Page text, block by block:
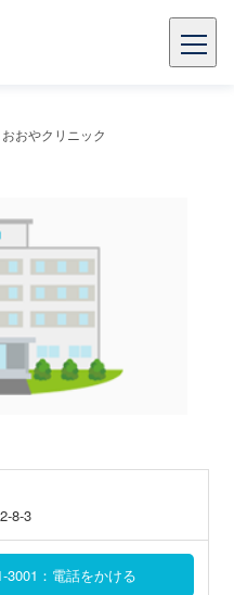
おおやクリニック
8-3
3001：電話をかける